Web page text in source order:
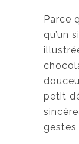
Parce
qu’un
petit
gestes